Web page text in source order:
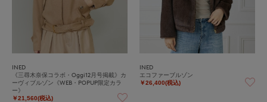
INED
《三尋木奈保コラボ・Oggi12月号掲載》カ
ーヴィブルゾン《WEB・POPUP限定カラ
ー》
￥21,560(税込)
INED
エコファーブルゾン
￥26,400(税込)